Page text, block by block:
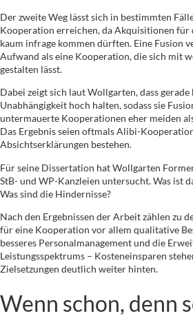
Der zweite Weg lässt sich in bestimmten
Kooperation erreichen, da Akquisitionen für
kaum infrage kommen dürften. Eine Fusion
Aufwand als eine Kooperation, die sich mit
gestalten lässt.
Dabei zeigt sich laut Wollgarten, dass
Unabhängigkeit hoch halten, sodass sie
untermauerte Kooperationen eher meiden
Das Ergebnis seien oftmals Alibi-
Absichtserklärungen bestehen.
Für seine Dissertation hat Wollgarten
StB- und WP-Kanzleien untersucht. Was ist
Was sind die Hindernisse?
Nach den Ergebnissen der Arbeit zählen zu
für eine Kooperation vor allem qualitative
besseres Personalmanagement und die
Leistungsspektrums – Kosteneinsparen
Zielsetzungen deutlich weiter hinten.
Wenn schon, denn